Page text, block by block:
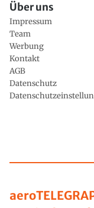
Über uns
Impressum
Team
Werbung
Kontakt
AGB
Datenschutz